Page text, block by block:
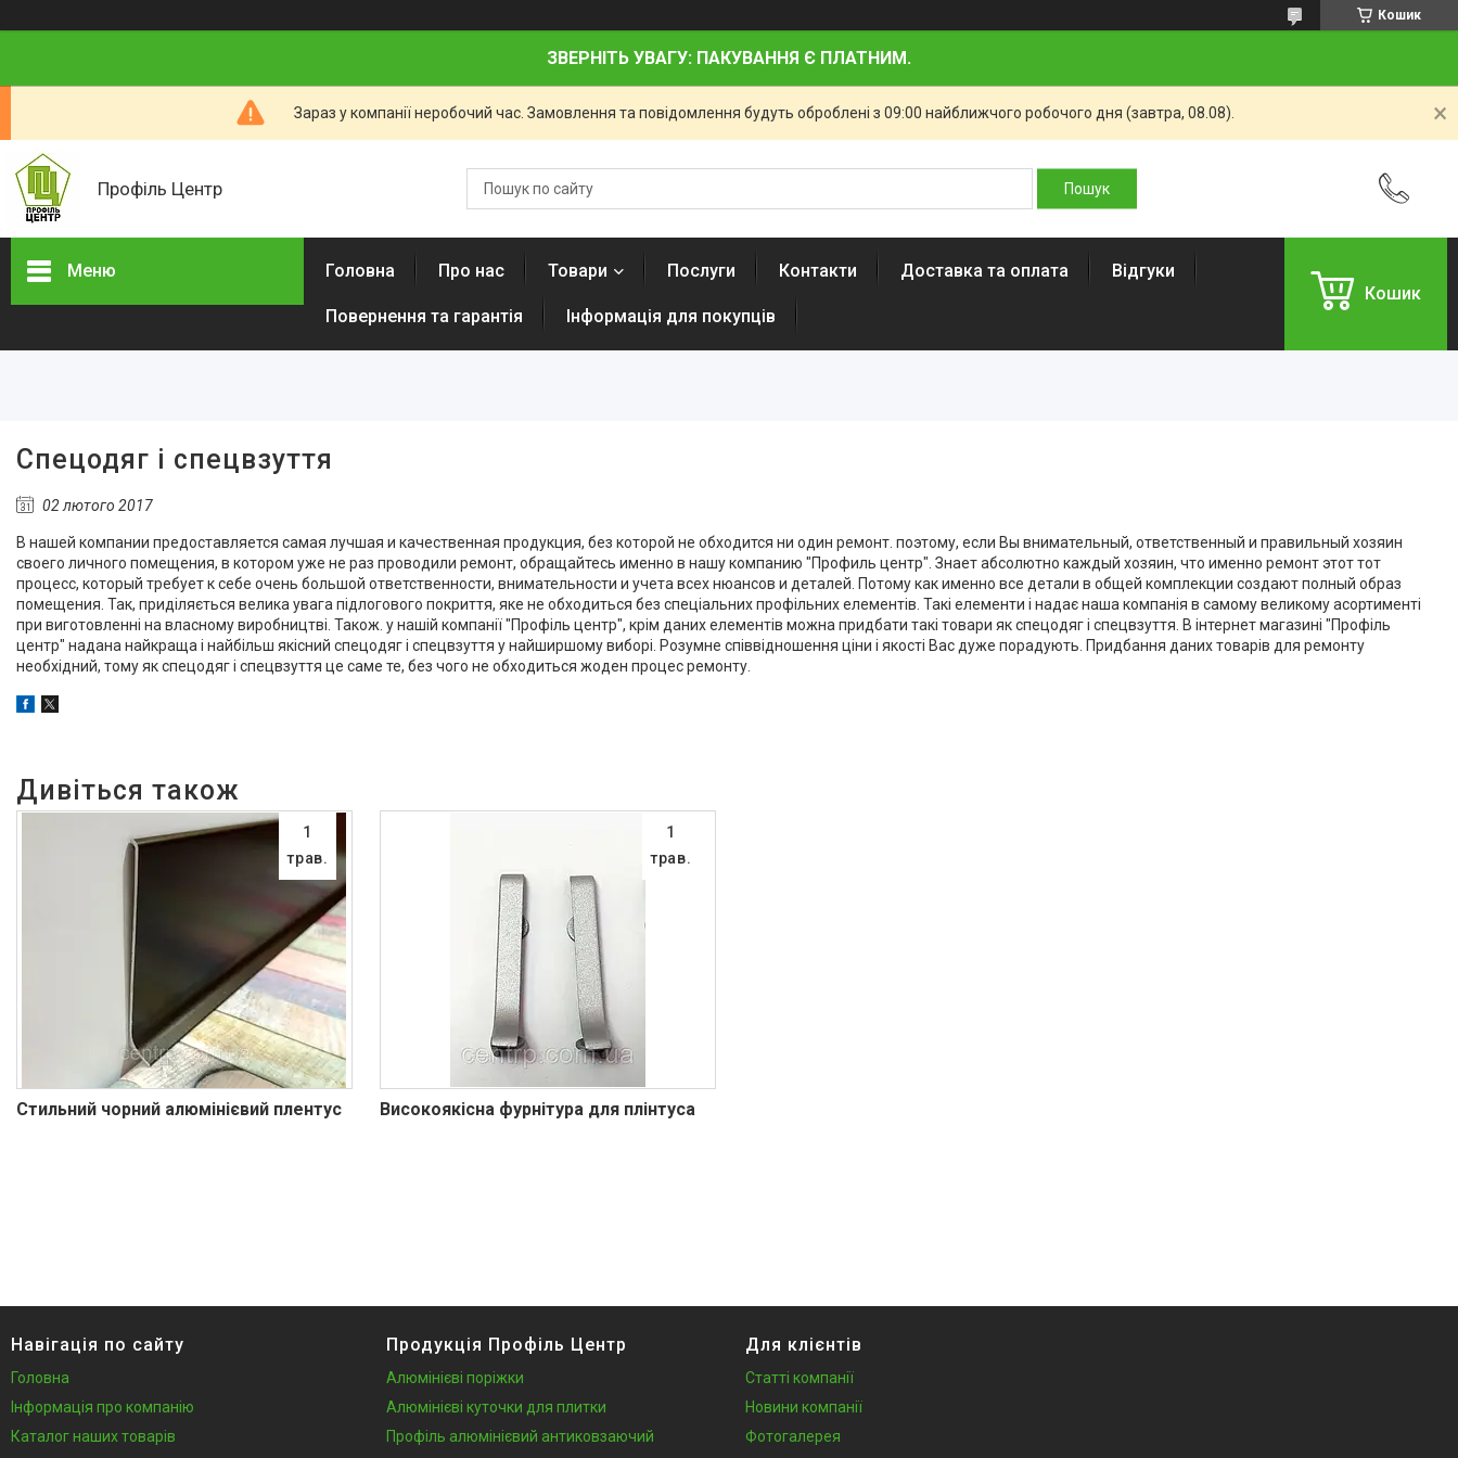
Кошик
ЗВЕРНІТЬ УВАГУ: ПАКУВАННЯ Є ПЛАТНИМ.
Зараз у компанії неробочий час. Замовлення та повідомлення будуть оброблені з 09:00 найближчого робочого дня (завтра, 08.08).
Профіль Центр
Меню
Алюмінієвий Карниз
Прихованого Монтажу
Алюмінієвий плінтус BEST
Плінтуси з нержавіючої сталі
Профіль з LED підсвічуванням
(для стін, підлоги, плитки,
керамограніта і т. д)
Оздоблювальний профіль для
ДСП, ЛДСП, скла, дзеркал,
балконний профіль (карниз).
Відведення води.
Алюмінієвий профіль
Алюмінієві куточки
Алюмінієвий верстатний
профіль V-Slot
Алюмінієва лиштва на двері
Профіль для LVT панелей (для
кварцвінілу)
Алюмінієві протиковзкі
накладки
Алюмінієві пороги для підлоги
Профіль для скла душової під
алюмінієвий
Відгуки
Головна Про нас Товари Послуги Контакти Доставка та оплата Відгуки
Повернення та гарантія Інформація для покупців
Кошик
Спецодяг і спецвзуття
02 лютого 2017
В нашей компании предоставляется самая лучшая и качественная продукция, без которой не обходится ни один ремонт. поэтому, если Вы внимательный, ответственный и правильный хозяин
своего личного помещения, в котором уже не раз проводили ремонт, обращайтесь именно в нашу компанию "Профиль центр". Знает абсолютно каждый хозяин, что именно ремонт этот тот
процесс, который требует к себе очень большой ответственности, внимательности и учета всех нюансов и деталей. Потому как именно все детали в общей комплекции создают полный образ
помещения. Так, приділяється велика увага підлогового покриття, яке не обходиться без спеціальних профільних елементів. Такі елементи і надає наша компанія в самому великому асортименті
при виготовленні на власному виробництві. Також. у нашій компанії "Профіль центр", крім даних елементів можна придбати такі товари як спецодяг і спецвзуття. В інтернет магазині "Профіль
центр" надана найкраща і найбільш якісний спецодяг і спецвзуття у найширшому виборі. Розумне співвідношення ціни і якості Вас дуже порадують. Придбання даних товарів для ремонту
необхідний, тому як спецодяг і спецвзуття це саме те, без чого не обходиться жоден процес ремонту.
1
трав.
Стильний чорний алюмінієвий плентус
1
трав.
Високоякісна фурнітура для плінтуса
Навігація по сайту
Головна
Інформація про компанію
Каталог наших товарів
Продукція Профіль Центр
Алюмінієві поріжки
Алюмінієві куточки для плитки
Профіль алюмінієвий антиковзаючий
Для клієнтів
Статті компанії
Новини компанії
Фотогалерея